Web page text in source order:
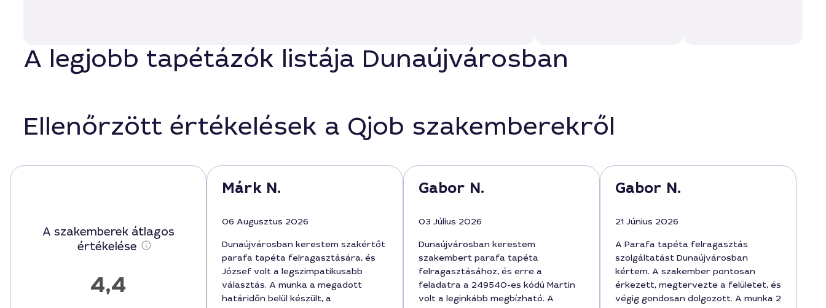
A legjobb tapétázók listája Dunaújvárosban
Ellenőrzött értékelések a Qjob szakemberekről
A szakemberek átlagos
értékelése
4,4
Márk N.
06 Augusztus 2026
Dunaújvárosban kerestem szakértőt
parafa tapéta felragasztására, és
József volt a legszimpatikusabb
választás. A munka a megadott
határidőn belül készült, a
Gabor N.
03 Július 2026
Dunaújvárosban kerestem
szakembert parafa tapéta
felragasztásához, és erre a
feladatra a 249540-es kódú Martin
volt a leginkább megbízható. A
Gabor N.
21 Június 2026
A Parafa tapéta felragasztás
szolgáltatást Dunaújvárosban
kértem. A szakember pontosan
érkezett, megtervezte a felületet, és
végig gondosan dolgozott. A munka 2